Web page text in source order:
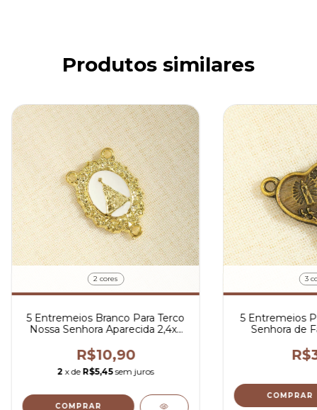
Produtos similares
2 cores
5 Entremeios Branco Para Terco
Nossa Senhora Aparecida 2,4x2
R$10,90
2 x de R$5,45 sem juros
COMPRAR
3
5 Entremeios
Senhora de
COMPRAR